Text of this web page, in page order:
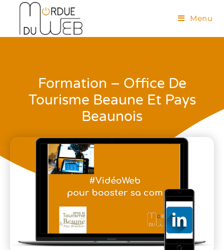
Menu
Formation – Office De
Tourisme Beaune Et Pays
Beaunois
Formation,LinkedIn,Vidéo web